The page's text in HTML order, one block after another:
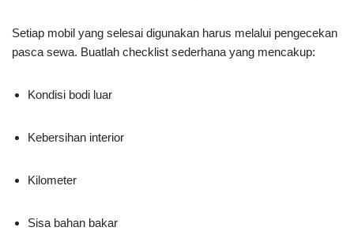
Setiap mobil yang selesai digunakan harus melalui pengecekan
pasca sewa. Buatlah checklist sederhana yang mencakup:
Kondisi bodi luar
Kebersihan interior
Kilometer
Sisa bahan bakar